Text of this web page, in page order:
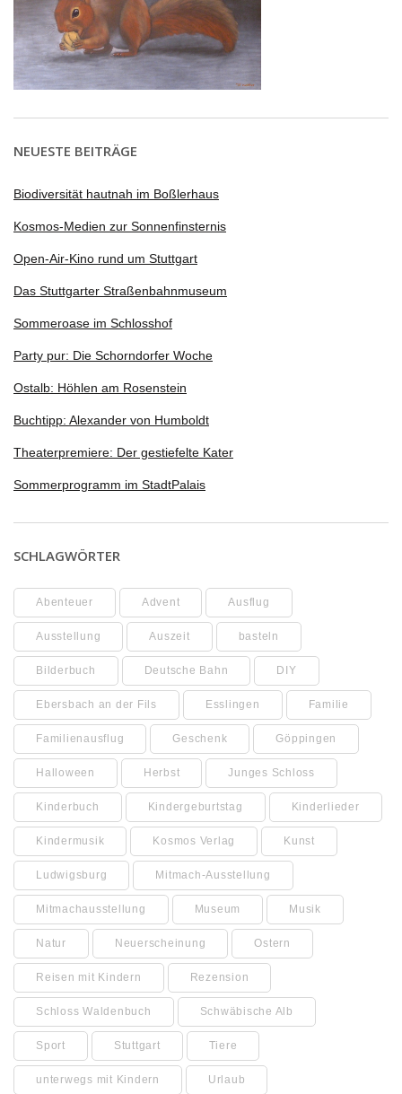
NEUESTE BEITRÄGE
Biodiversität hautnah im Boßlerhaus
Kosmos-Medien zur Sonnenfinsternis
Open-Air-Kino rund um Stuttgart
Das Stuttgarter Straßenbahnmuseum
Sommeroase im Schlosshof
Party pur: Die Schorndorfer Woche
Ostalb: Höhlen am Rosenstein
Buchtipp: Alexander von Humboldt
Theaterpremiere: Der gestiefelte Kater
Sommerprogramm im StadtPalais
SCHLAGWÖRTER
Abenteuer Advent Ausflug
Ausstellung Auszeit basteln
Bilderbuch Deutsche Bahn DIY
Ebersbach an der Fils Esslingen Familie
Familienausflug Geschenk Göppingen
Halloween Herbst Junges Schloss
Kinderbuch Kindergeburtstag Kinderlieder
Kindermusik Kosmos Verlag Kunst
Ludwigsburg Mitmach-Ausstellung
Mitmachausstellung Museum Musik
Natur Neuerscheinung Ostern
Reisen mit Kindern Rezension
Schloss Waldenbuch Schwäbische Alb
Sport Stuttgart Tiere
unterwegs mit Kindern Urlaub